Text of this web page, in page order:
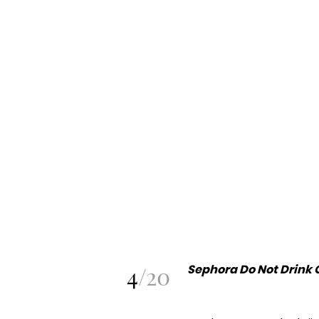
4/20 Sephora Do Not Drink